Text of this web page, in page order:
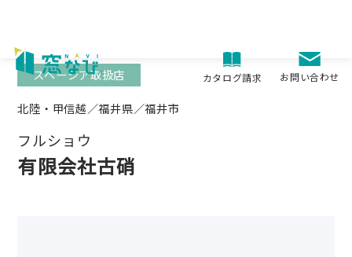
content
カタログ請求 お問い合わせ
北陸・甲信越／福井県／福井市
フルショウ
有限会社古硝
スペーシア取扱店